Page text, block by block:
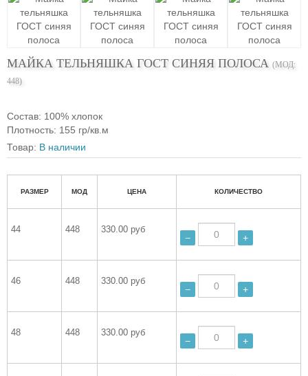
МАЙКА ТЕЛЬНЯШКА ГОСТ СИНЯЯ ПОЛОСА (МОД:
448)
Состав: 100% хлопок
Плотность: 155 гр/кв.м
Товар: В наличии
РАЗМЕР МОД ЦЕНА КОЛИЧЕСТВО
44 448 330.00 руб
− +
46 448 330.00 руб
− +
48 448 330.00 руб
− +